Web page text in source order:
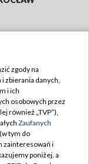
zgody na
zbierania danych,
i ich
osobowych przez
również „TVP”),
Zaufanych
tym do
zainteresowań i
poniżej, a